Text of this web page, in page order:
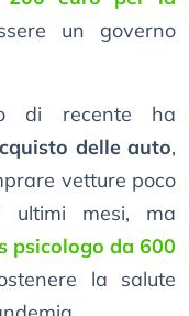
un governo
di recente ha
delle auto,
vetture poco
ultimi mesi, ma
psicologo da 600
la salute